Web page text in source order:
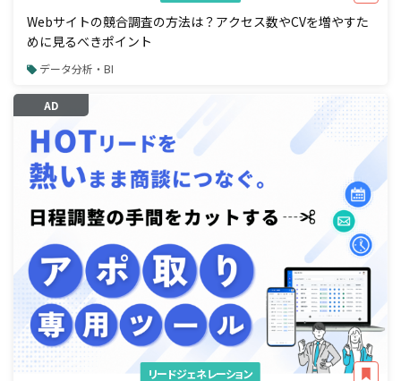
Webサイトの競合調査の方法は？アクセス数やCVを増やすた
めに見るべきポイント
データ分析・BI
AD
リードジェネレーション